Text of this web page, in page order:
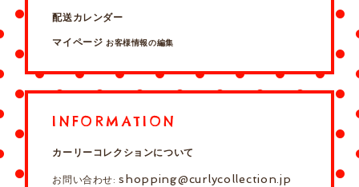
配送カレンダー
マイページ お客様情報の編集
INFORMATION
カーリーコレクションについて
お問い合わせ:shopping@curlycollection.jp